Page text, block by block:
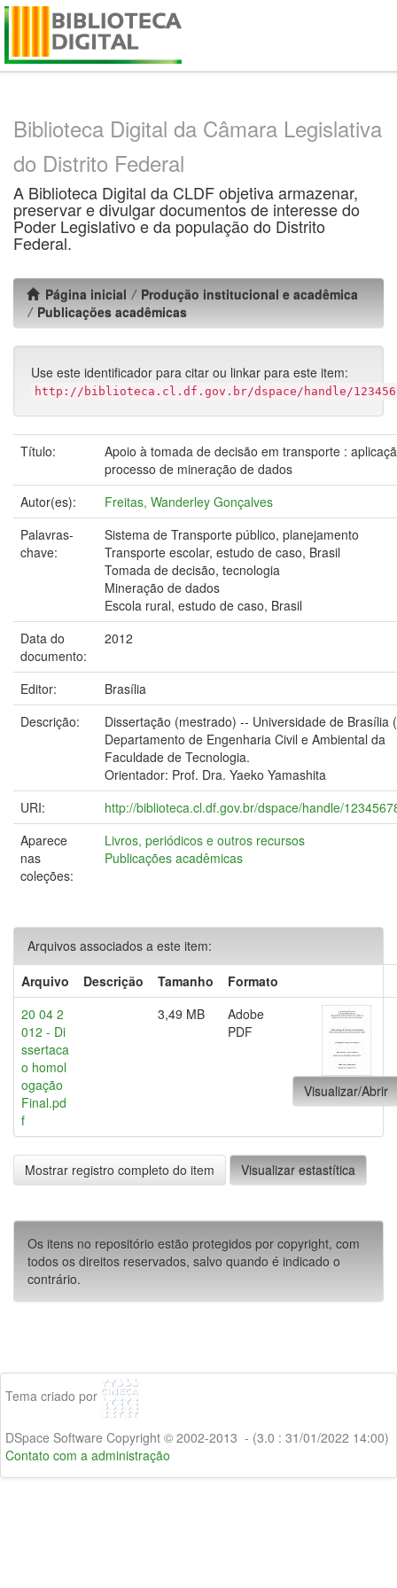
Skip
Biblioteca Digital da Câmara Legislativa
do Distrito Federal
A Biblioteca Digital da CLDF objetiva armazenar,
preservar e divulgar documentos de interesse do
Poder Legislativo e da população do Distrito
Federal.
Página inicial
Produção institucional e acadêmica
Publicações acadêmicas
Use este identificador para citar ou linkar para este item:
http://biblioteca.cl.df.gov.br/dspace/handle/
Título:
Apoio à tomada de decisão em transporte :
processo de mineração de dados
Autor(es):
Freitas, Wanderley Gonçalves
Palavras-
chave:
Sistema de Transporte público, planejamento
Transporte escolar, estudo de caso, Brasil
Tomada de decisão, tecnologia
Mineração de dados
Escola rural, estudo de caso, Brasil
Data do
documento:
2012
Editor:
Brasília
Descrição:
Dissertação (mestrado) -- Universidade de Brasília
Departamento de Engenharia Civil e Ambiental da
Faculdade de Tecnologia.
Orientador: Prof. Dra. Yaeko Yamashita
URI:
http://biblioteca.cl.df.gov.br/dspace/handle/
Aparece
nas
coleções:
Livros, periódicos e outros recursos
Publicações acadêmicas
Arquivos associados a este item:
Arquivo
Descrição Tamanho
Formato
20 04 2
012 - Di
ssertaca
o homol
ogação
Final.pd
f
3,49 MB
Adobe
PDF
Visualizar/Abrir
Mostrar registro completo do item Visualizar estastítica
Os itens no repositório estão protegidos por copyright, com
todos os direitos reservados, salvo quando é indicado o
contrário.
Tema criado por
DSpace Software Copyright © 2002-2013 - (3.0 : 31/01/2022 14:00)
Contato com a administração